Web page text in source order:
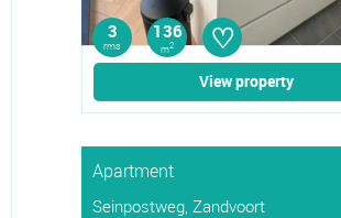
3
rms
136
m2 ♡
View property
Apartment
Seinpostweg, Zandvoort